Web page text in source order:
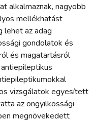
alkalmaznak, nagyobb
mellékhatást
lehet az adag
gondolatok és
és magatartásról
vizsgálatok egyesített
az öngyilkossági
megnövekedett